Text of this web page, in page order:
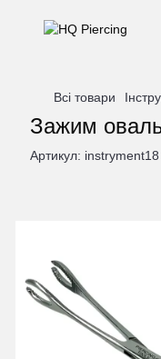
Всі товари
Зажим
Артикул: instryment18